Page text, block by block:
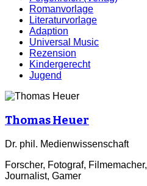
Romanvorlage
Literaturvorlage
Adaption
Universal Music
Rezension
Kindergerecht
Jugend
Thomas Heuer
Dr. phil. Medienwissenschaft
Forscher, Fotograf, Filmemacher,
Journalist, Gamer